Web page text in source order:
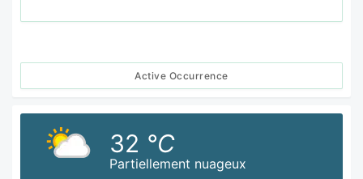
Active Occurrence
Partiellement nuageux
32 °C